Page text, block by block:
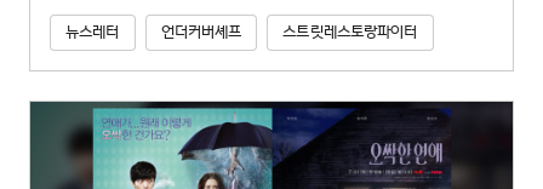
뉴스레터 언더커버셰프 스트릿레스토랑파이터